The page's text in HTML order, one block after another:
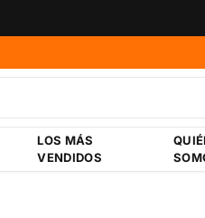
LOS MÁS
VENDIDOS